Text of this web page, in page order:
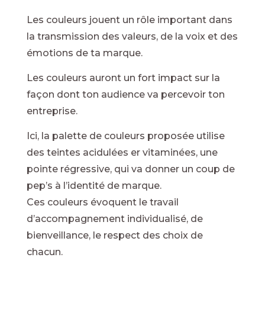
Les couleurs jouent un rôle important dans
la transmission des valeurs, de la voix et des
émotions de ta marque.
Les couleurs auront un fort impact sur la
façon dont ton audience va percevoir ton
entreprise.
Ici, la palette de couleurs proposée utilise
des teintes acidulées er vitaminées, une
pointe régressive, qui va donner un coup de
pep’s à l’identité de marque.
Ces couleurs évoquent le travail
d’accompagnement individualisé, de
bienveillance, le respect des choix de
chacun.